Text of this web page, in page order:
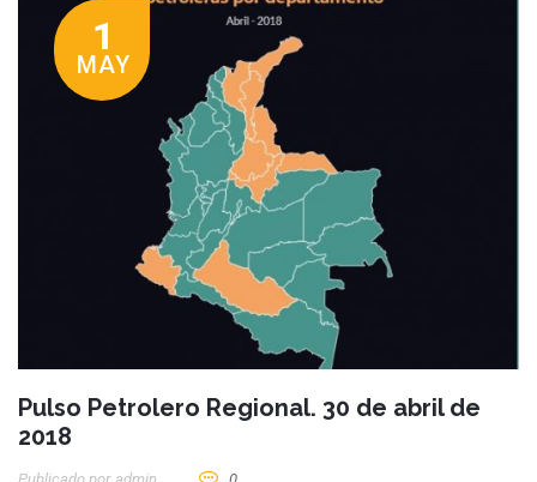
1
MAY
Pulso Petrolero Regional. 30 de abril de
2018